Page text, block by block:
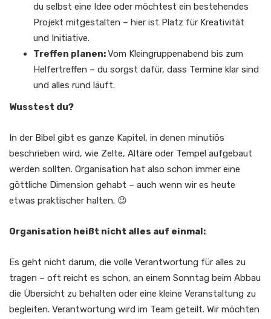
du selbst eine Idee oder möchtest ein bestehendes
Projekt mitgestalten – hier ist Platz für Kreativität
und Initiative.​
Treffen planen:Vom Kleingruppenabend bis zum
Helfertreffen – du sorgst dafür, dass Termine klar sind
und alles rund läuft.​
Wusstest du?
In der Bibel gibt es ganze Kapitel, in denen minutiös
beschrieben wird, wie Zelte, Altäre oder Tempel aufgebaut
werden sollten. Organisation hat also schon immer eine
göttliche Dimension gehabt – auch wenn wir es heute
etwas praktischer halten. 😉​
Organisation heißt nicht alles auf einmal:
Es geht nicht darum, die volle Verantwortung für alles zu
tragen – oft reicht es schon, an einem Sonntag beim Abbau
die Übersicht zu behalten oder eine kleine Veranstaltung zu
begleiten. Verantwortung wird im Team geteilt. Wir möchten